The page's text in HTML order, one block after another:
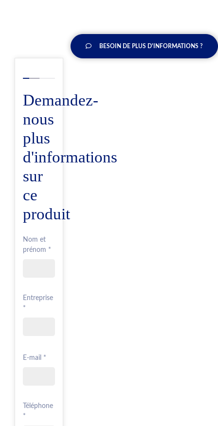
BESOIN DE PLUS D'INFORMATIONS ?
Demandez-
nous
plus
d'informations
sur
ce
produit
Nom et
prénom *
Entreprise
*
E-mail *
Téléphone
*